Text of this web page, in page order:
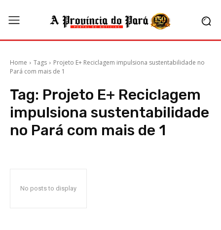
Home Tags
Projeto E+ Reciclagem impulsiona sustentabilidade no
Pará com mais de 1
Tag: Projeto E+ Reciclagem
impulsiona sustentabilidade
no Pará com mais de 1
No posts to display